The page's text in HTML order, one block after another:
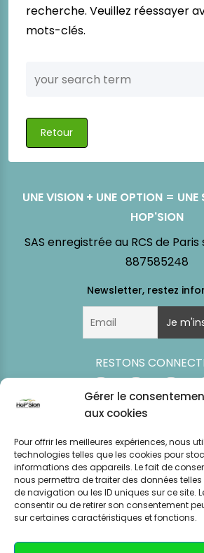
Gérer le
aux cookies
Pour offrir les meilleures expériences, nous
technologies telles que les cookies pour
informations des appareils. Le fait de
nous permettra de traiter des données
de navigation ou les ID uniques sur ce site.
consentir ou de retirer son consentement
sur certaines caractéristiques et fonctions.
recherche. Veuillez réessayer
mots-clés.
Retour
UNE VISION + UNE OPTION =
HOP'SION
SAS enregistrée au RCS de
887585248
RESTONS
Simulation
tarifaire
Event
News
Mentions
CGV – CGU